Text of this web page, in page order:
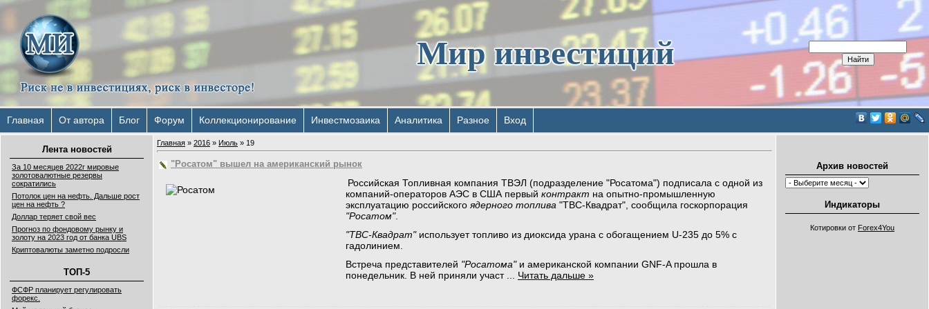
Мир инвестиций
Главная От автора Блог Форум Коллекционирование Инвестмозаика Аналитика Разное Вход
Лента новостей
За 10 месяцев 2022г мировые
золотовалютные резервы
сократились
Потолок цен на нефть. Дальше рост
цен на нефть ?
Доллар теряет свой вес
Прогноз по фондовому рынку и
золоту на 2023 год от банка UBS
Криптовалюты заметно подросли
ТОП-5
ФСФР планирует регулировать
форекс.
Главная » 2016 » Июль » 19
"Росатом" вышел на американский рынок
Российская Топливная компания ТВЭЛ (подразделение "Росатома") подписала с одной из
компаний-операторов АЭС в США первый контракт на опытно-промышленную
эксплуатацию российского ядерного топлива "ТВС-Квадрат", сообщила госкорпорация
"Росатом".
"ТВС-Квадрат" использует топливо из диоксида урана с обогащением U-235 до 5% с
гадолинием.
Встреча представителей "Росатома"и американской компании GNF-A прошла в
понедельник. В ней приняли участ
Читать дальше »
Архив новостей
Индикаторы
Котировки от Forex4You